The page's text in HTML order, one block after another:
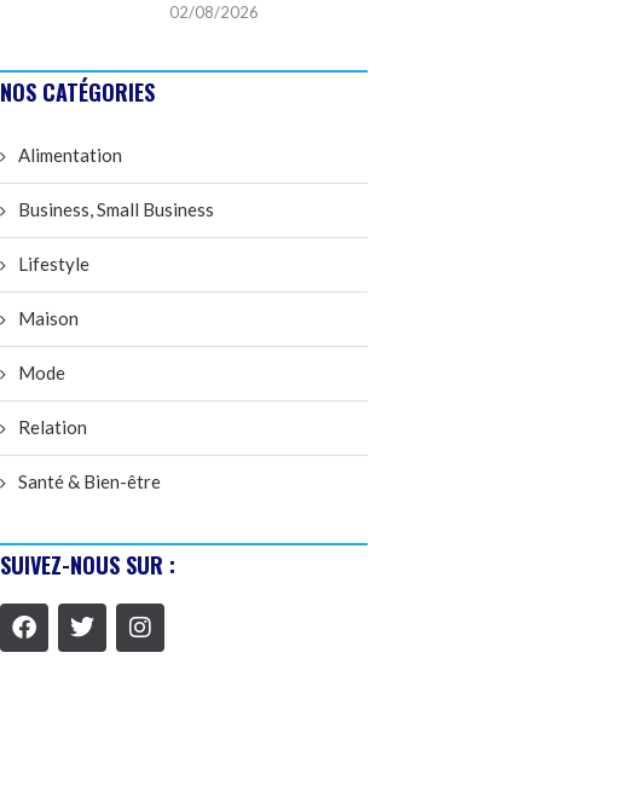
02/08/2026
NOS CATÉGORIES
Alimentation
Business, Small Business
Lifestyle
Maison
Mode
Relation
Santé & Bien-être
SUIVEZ-NOUS SUR :